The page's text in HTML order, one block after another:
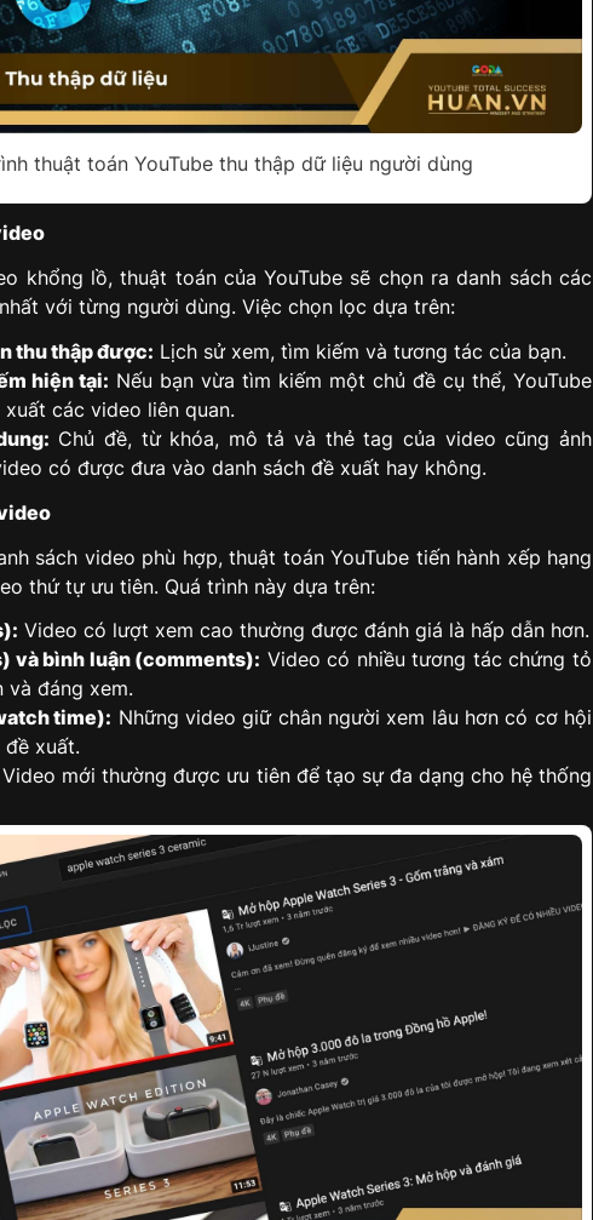
thuật toán YouTube thu thập dữ liệu người dùng
khổng lồ, thuật toán của YouTube sẽ chọn ra danh sách các
với từng người dùng. Việc chọn lọc dựa trên:
thu thập được: Lịch sử xem, tìm kiếm và tương tác của bạn.
hiện tại: Nếu bạn vừa tìm kiếm một chủ đề cụ thể, YouTube
các video liên quan.
Chủ đề, từ khóa, mô tả và thẻ tag của video cũng ảnh
có được đưa vào danh sách đề xuất hay không.
sách video phù hợp, thuật toán YouTube tiến hành xếp hạng
thứ tự ưu tiên. Quá trình này dựa trên:
Video có lượt xem cao thường được đánh giá là hấp dẫn hơn.
và bình luận (comments): Video có nhiều tương tác chứng tỏ
và đáng xem.
time): Những video giữ chân người xem lâu hơn có cơ hội
xuất.
Video mới thường được ưu tiên để tạo sự đa dạng cho hệ thống